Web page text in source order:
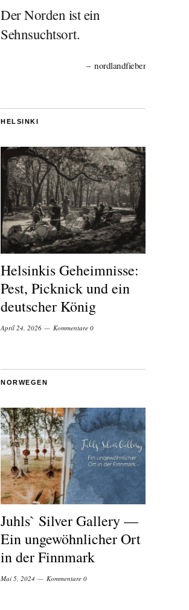
Der Norden ist ein
Sehnsuchtsort.
nordlandfieber
HELSINKI
Helsinkis Geheimnisse:
Pest, Picknick und ein
deutscher König
April 24, 2026 Kommentare 0
NORWEGEN
Juhls` Silver Gallery —
Ein ungewöhnlicher Ort
in der Finnmark
Mai 5, 2024 Kommentare 0